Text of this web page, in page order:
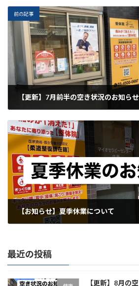
前の記事
【更新】7月前半の空き状況のお知らせ
【お知らせ】夏季休業について
最近の投稿
【更新】8月の